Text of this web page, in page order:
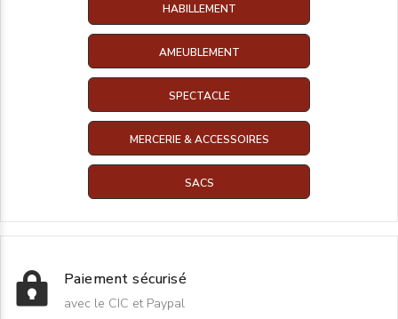
HABILLEMENT
AMEUBLEMENT
SPECTACLE
MERCERIE & ACCESSOIRES
SACS
Paiement sécurisé
avec le CIC et Paypal